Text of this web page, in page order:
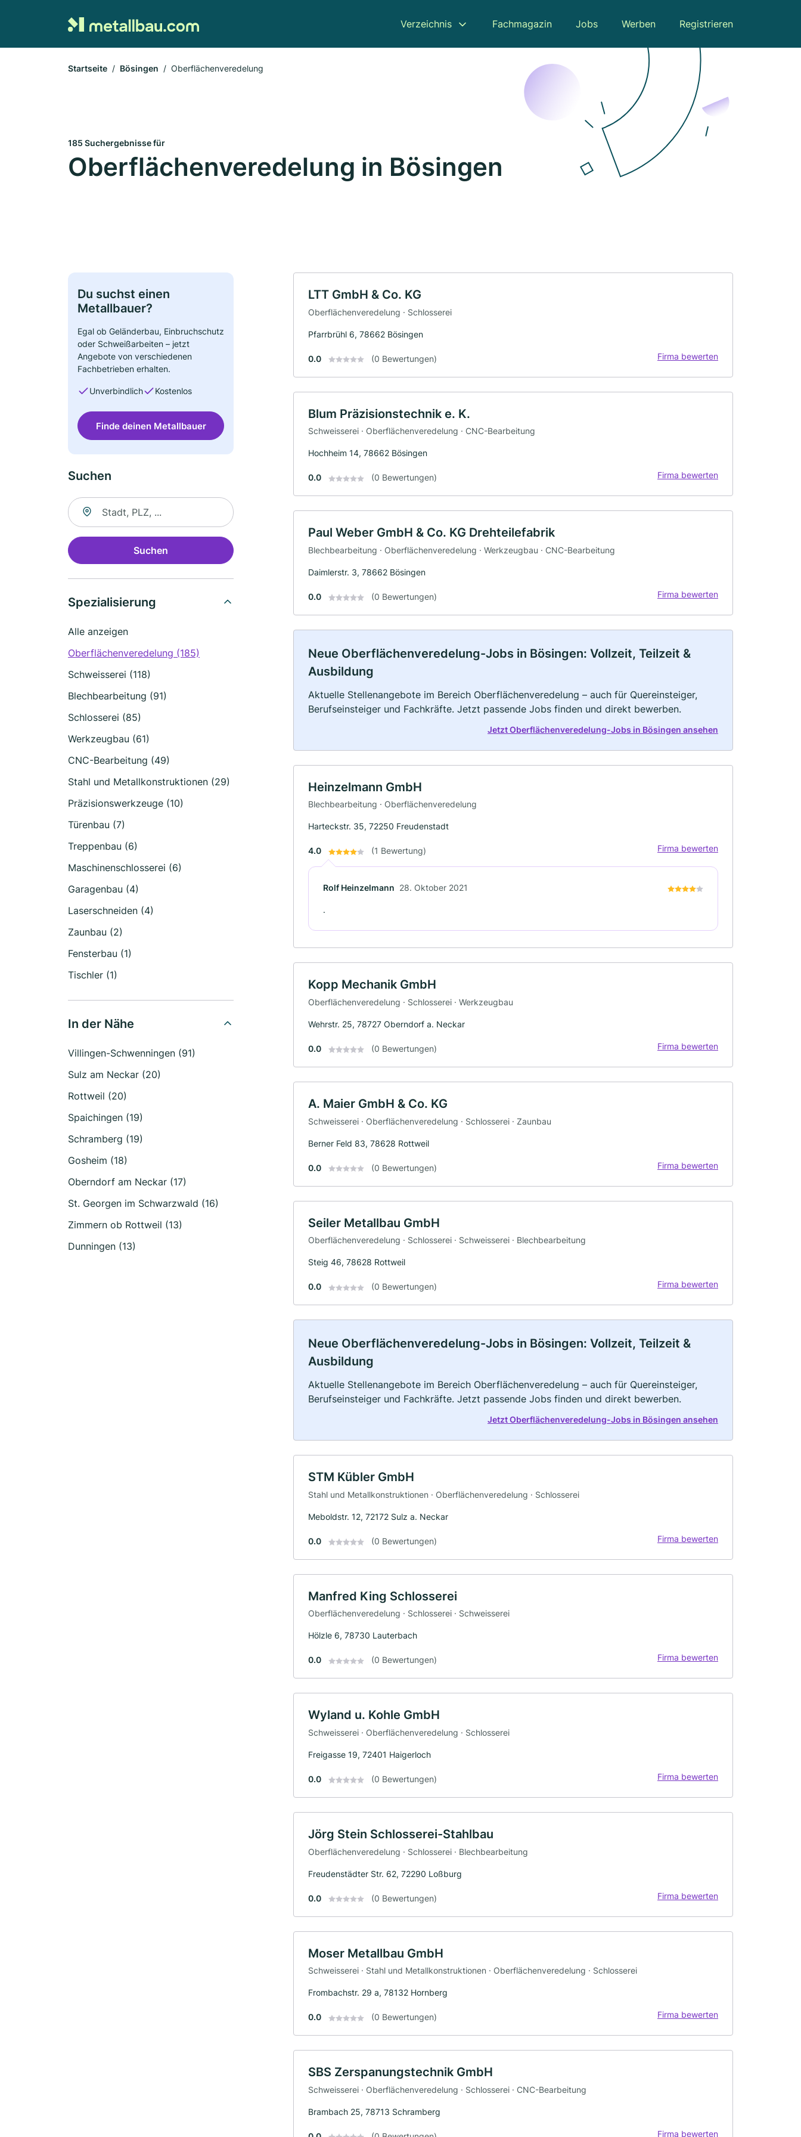
Verzeichnis Fachmagazin Jobs Werben Registrieren
Startseite Bösingen Oberflächenveredelung
185 Suchergebnisse für
Oberflächenveredelung in Bösingen
Du suchst einen
Metallbauer?
Egal ob Geländerbau, Einbruchschutz
oder Schweißarbeiten – jetzt
Angebote von verschiedenen
Fachbetrieben erhalten.
Unverbindlich Kostenlos
Finde deinen Metallbauer
Suchen
Suche nach Ort
Suchen
Spezialisierung
Alle anzeigen
Oberflächenveredelung (185)
Schweisserei (118)
Blechbearbeitung (91)
Schlosserei (85)
Werkzeugbau (61)
CNC-Bearbeitung (49)
Stahl und Metallkonstruktionen (29)
Präzisionswerkzeuge (10)
Türenbau (7)
Treppenbau (6)
Maschinenschlosserei (6)
Garagenbau (4)
Laserschneiden (4)
Zaunbau (2)
Fensterbau (1)
Tischler (1)
In der Nähe
Villingen-Schwenningen (91)
Sulz am Neckar (20)
Rottweil (20)
Spaichingen (19)
Schramberg (19)
Gosheim (18)
Oberndorf am Neckar (17)
St. Georgen im Schwarzwald (16)
Zimmern ob Rottweil (13)
Dunningen (13)
LTT GmbH & Co. KG
Oberflächenveredelung · Schlosserei
Pfarrbrühl 6, 78662 Bösingen
0.0 (0 Bewertungen) Firma bewerten
Blum Präzisionstechnik e. K.
Schweisserei · Oberflächenveredelung · CNC-Bearbeitung
Hochheim 14, 78662 Bösingen
0.0 (0 Bewertungen) Firma bewerten
Paul Weber GmbH & Co. KG Drehteilefabrik
Blechbearbeitung · Oberflächenveredelung · Werkzeugbau · CNC-Bearbeitung
Daimlerstr. 3, 78662 Bösingen
0.0 (0 Bewertungen) Firma bewerten
Neue Oberflächenveredelung-Jobs in Bösingen: Vollzeit, Teilzeit &
Ausbildung
Aktuelle Stellenangebote im Bereich Oberflächenveredelung – auch für Quereinsteiger,
Berufseinsteiger und Fachkräfte. Jetzt passende Jobs finden und direkt bewerben.
Jetzt Oberflächenveredelung-Jobs in Bösingen ansehen
Heinzelmann GmbH
Blechbearbeitung · Oberflächenveredelung
Harteckstr. 35, 72250 Freudenstadt
4.0 (1 Bewertung) Firma bewerten
Rolf Heinzelmann 28. Oktober 2021
.
Kopp Mechanik GmbH
Oberflächenveredelung · Schlosserei · Werkzeugbau
Wehrstr. 25, 78727 Oberndorf a. Neckar
0.0 (0 Bewertungen) Firma bewerten
A. Maier GmbH & Co. KG
Schweisserei · Oberflächenveredelung · Schlosserei · Zaunbau
Berner Feld 83, 78628 Rottweil
0.0 (0 Bewertungen) Firma bewerten
Seiler Metallbau GmbH
Oberflächenveredelung · Schlosserei · Schweisserei · Blechbearbeitung
Steig 46, 78628 Rottweil
0.0 (0 Bewertungen) Firma bewerten
Neue Oberflächenveredelung-Jobs in Bösingen: Vollzeit, Teilzeit &
Ausbildung
Aktuelle Stellenangebote im Bereich Oberflächenveredelung – auch für Quereinsteiger,
Berufseinsteiger und Fachkräfte. Jetzt passende Jobs finden und direkt bewerben.
Jetzt Oberflächenveredelung-Jobs in Bösingen ansehen
STM Kübler GmbH
Stahl und Metallkonstruktionen · Oberflächenveredelung · Schlosserei
Meboldstr. 12, 72172 Sulz a. Neckar
0.0 (0 Bewertungen) Firma bewerten
Manfred King Schlosserei
Oberflächenveredelung · Schlosserei · Schweisserei
Hölzle 6, 78730 Lauterbach
0.0 (0 Bewertungen) Firma bewerten
Wyland u. Kohle GmbH
Schweisserei · Oberflächenveredelung · Schlosserei
Freigasse 19, 72401 Haigerloch
0.0 (0 Bewertungen) Firma bewerten
Jörg Stein Schlosserei-Stahlbau
Oberflächenveredelung · Schlosserei · Blechbearbeitung
Freudenstädter Str. 62, 72290 Loßburg
0.0 (0 Bewertungen) Firma bewerten
Moser Metallbau GmbH
Schweisserei · Stahl und Metallkonstruktionen · Oberflächenveredelung · Schlosserei
Frombachstr. 29 a, 78132 Hornberg
0.0 (0 Bewertungen) Firma bewerten
SBS Zerspanungstechnik GmbH
Schweisserei · Oberflächenveredelung · Schlosserei · CNC-Bearbeitung
Brambach 25, 78713 Schramberg
Firma bewerten